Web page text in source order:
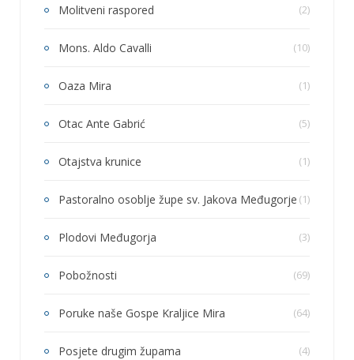
Molitveni raspored (2)
Mons. Aldo Cavalli (10)
Oaza Mira (1)
Otac Ante Gabrić (5)
Otajstva krunice (1)
Pastoralno osoblje župe sv. Jakova Međugorje (1)
Plodovi Međugorja (3)
Pobožnosti (69)
Poruke naše Gospe Kraljice Mira (64)
Posjete drugim župama (4)